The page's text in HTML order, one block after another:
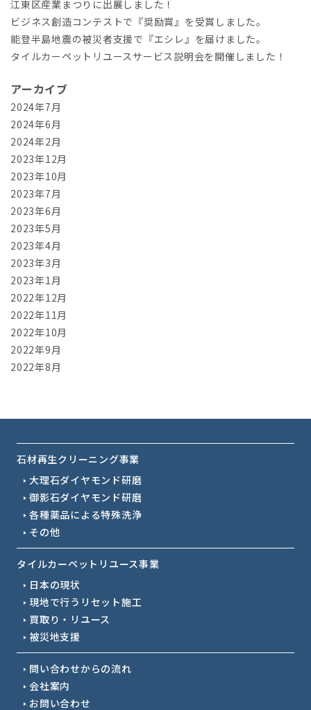
江東区産業まつりに出展しました！
ビジネス創造コンテストで『奨励賞』を受賞しました。
能登半島地震の被災者支援で『エシレ』を届けました。
タイルカーペットリユースサービス説明会を開催しました！
アーカイブ
2024年7月
2024年6月
2024年2月
2023年12月
2023年10月
2023年7月
2023年6月
2023年5月
2023年4月
2023年3月
2023年1月
2022年12月
2022年11月
2022年10月
2022年9月
2022年8月
石材再生クリーニング事業
大理石ダイヤモンド研磨
御影石ダイヤモンド研磨
各種薬品による特殊洗浄
その他
タイルカーペットリユース事業
日本の現状
現地で行うリセット施工
買取り・リユース
被災地支援
問い合わせからの流れ
会社案内
お問い合わせ